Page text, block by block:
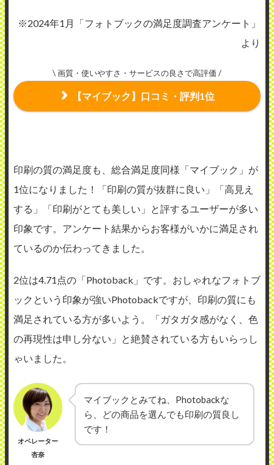
※2024年1月「フォトブックの満足度調査アンケート」
より
\ 画質・使いやすさ・サービスの良さで高評価 /
【マイブック】口コミ・評判1位
印刷の質の満足度も、総合満足度同様「マイブック」が
1位になりました！「印刷の質が抜群に良い」「高見え
する」「印刷がとても美しい」と評するユーザーが多い
印象です。アンケート結果からお客様がいかに満足され
ているのか伝わってきました。
2位は4.71点の「Photoback」です。おしゃれなフォトブ
ックという印象が強いPhotobackですが、印刷の質にも
満足されている方が多いよう。「ガタガタ感がなく、色
の再現性は申し分ない」と絶賛されている方もいらっし
ゃいました。
オペレーター
杏奈
マイブックとみてね、Photobackな
ら、どの商品を選んでも印刷の質良し
です！